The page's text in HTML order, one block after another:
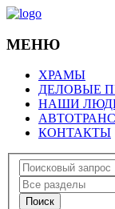
МЕНЮ
ХРАМЫ
ДЕЛОВЫЕ
НАШИ
КОНТАКТЫ